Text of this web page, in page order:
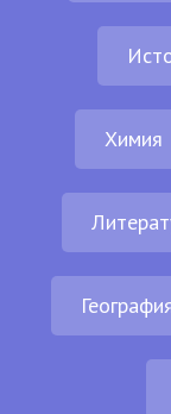
Химия